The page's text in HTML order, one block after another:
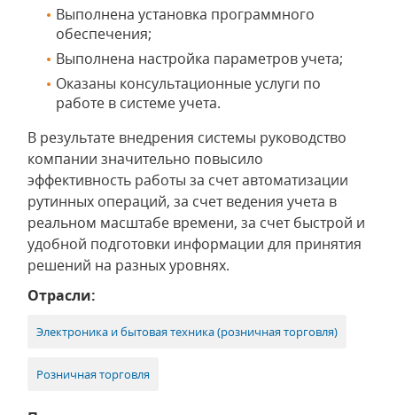
Выполнена установка программного
обеспечения;
Выполнена настройка параметров учета;
Оказаны консультационные услуги по
работе в системе учета.
В результате внедрения системы руководство
компании значительно повысило
эффективность работы за счет автоматизации
рутинных операций, за счет ведения учета в
реальном масштабе времени, за счет быстрой и
удобной подготовки информации для принятия
решений на разных уровнях.
Отрасли:
Электроника и бытовая техника (розничная торговля)
Розничная торговля